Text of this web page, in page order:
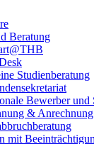
Beratung
Studienberatung
Bewerber und
& Anrechnung
mit